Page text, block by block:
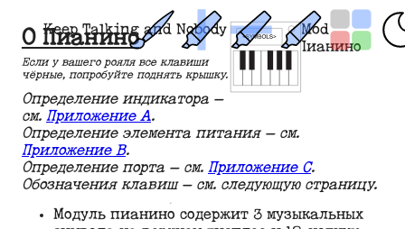
Keep Talking and Nobody Explodes Mod
Пианино
О Пианино
Если у вашего рояля все клавиши
чёрные, попробуйте поднять крышку.
Определение индикатора —
см. Приложение A.
Определение элемента питания — см.
Приложение B.
Определение порта — см. Приложение C.
Обозначения клавиш — см. следующую страницу.
Модуль пианино содержит 3 музыкальных